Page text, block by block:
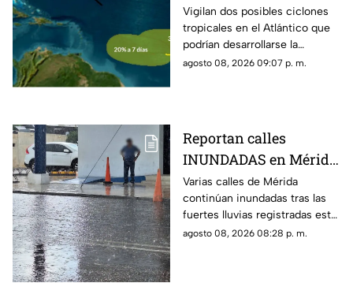
ciclones en el Atlantico;
esto se sabe
Vigilan dos posibles ciclones
tropicales en el Atlántico que
podrían desarrollarse la
próxima semana y más de uno
agosto 08, 2026 09:07 p. m.
Reportan calles
INUNDADAS en Mérida
tras fuertes lluvias de
hoy, sábado 8 de agosto
Varias calles de Mérida
continúan inundadas tras las
fuertes lluvias registradas este
sábado, afectando el tránsito
agosto 08, 2026 08:28 p. m.